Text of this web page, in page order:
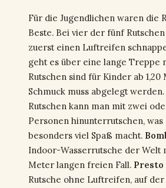
Für die Jugendlichen waren die
Beste. Bei vier der fünf
zuerst einen Luftreifen
geht es über eine lange Treppe
Rutschen sind für Kinder ab
Schmuck muss abgelegt
Rutschen kann man mit zwei
Personen hinunterrutschen,
besonders viel Spaß macht.
Indoor-Wasserrutsche der Welt
Meter langen freien Fall. Presto
Rutsche ohne Luftreifen, auf